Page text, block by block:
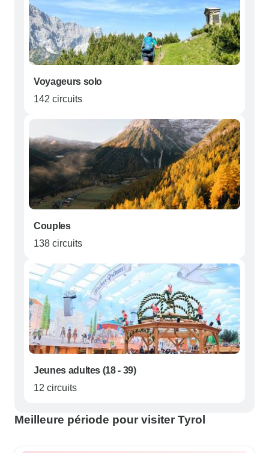
Voyageurs solo
142 circuits
Couples
138 circuits
Jeunes adultes (18 - 39)
12 circuits
Meilleure période pour visiter Tyrol